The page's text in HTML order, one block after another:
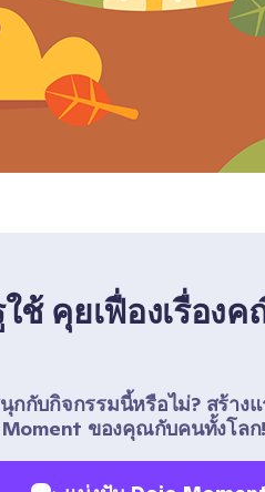
ช้ คุยเฟื่องเรื่อง
กับกิจกรรมนี้หรือไม่? สร้าง
ของคุณกับคนทั้งโลก!